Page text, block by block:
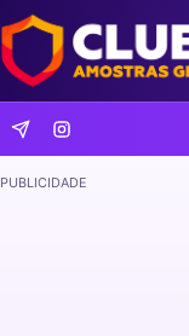
PUBLICIDADE